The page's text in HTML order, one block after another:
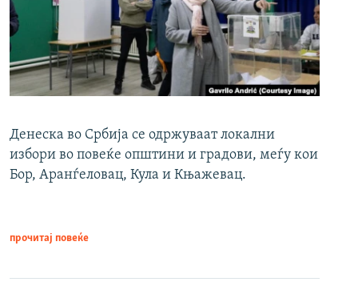
Денеска во Србија се одржуваат локални
избори во повеќе општини и градови, меѓу кои
Бор, Аранѓеловац, Кула и Књажевац.
прочитај повеќе